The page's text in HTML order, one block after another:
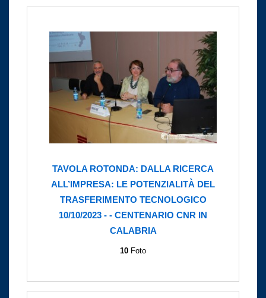
TAVOLA ROTONDA: DALLA RICERCA
ALL’IMPRESA: LE POTENZIALITÀ DEL
TRASFERIMENTO TECNOLOGICO
10/10/2023 - - CENTENARIO CNR IN
CALABRIA
10 Foto